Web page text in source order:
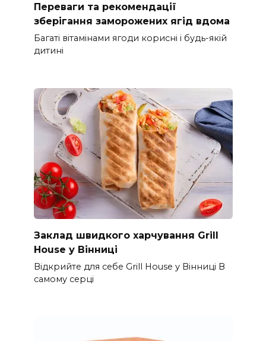
Переваги та рекомендації
зберігання заморожених ягід вдома
Багаті вітамінами ягоди корисні і будь-якій
дитині
Заклад швидкого харчування Grill
House у Вінниці
Відкрийте для себе Grill House у Вінниці В
самому серці